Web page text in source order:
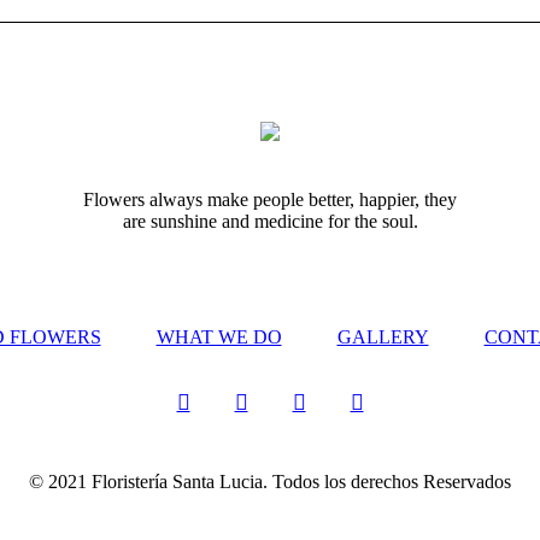
Flowers always make people better, happier, they
are sunshine and medicine for the soul.
FLOWERS WHAT WE DO GALLERY
© 2021 Floristería Santa Lucia. Todos los derechos Reservados